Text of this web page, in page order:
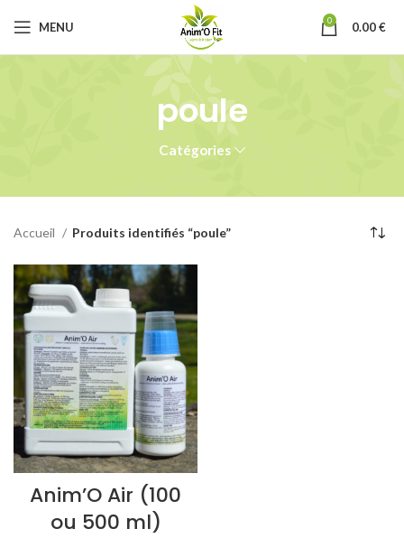
MENU 0 0.00€
poule
Catégories
Accueil Produits identifiés “poule”
Anim’O Air (100
ou 500 ml)